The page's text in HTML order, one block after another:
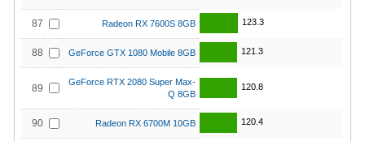
87 Radeon RX 7600S 8GB 123.3
88 GeForce GTX 1080 Mobile 8GB 121.3
89
GeForce RTX 2080 Super Max-
Q 8GB
120.8
90 Radeon RX 6700M 10GB 120.4